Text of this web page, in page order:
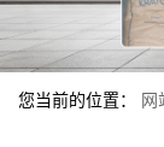
您当前的位置： 网